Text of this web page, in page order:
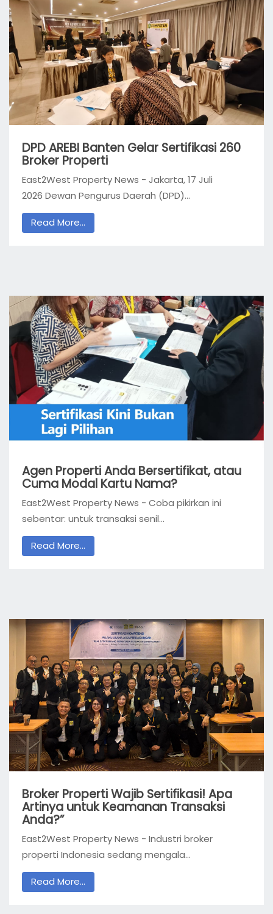
DPD AREBI Banten Gelar Sertifikasi 260
Broker Properti
East2West Property News - Jakarta, 17 Juli
2026 Dewan Pengurus Daerah (DPD)...
Read More...
Agen Properti Anda Bersertifikat, atau
Cuma Modal Kartu Nama?
East2West Property News - Coba pikirkan ini
sebentar: untuk transaksi senil...
Read More...
Broker Properti Wajib Sertifikasi! Apa
Artinya untuk Keamanan Transaksi
Anda?”
East2West Property News - Industri broker
properti Indonesia sedang mengala...
Read More...